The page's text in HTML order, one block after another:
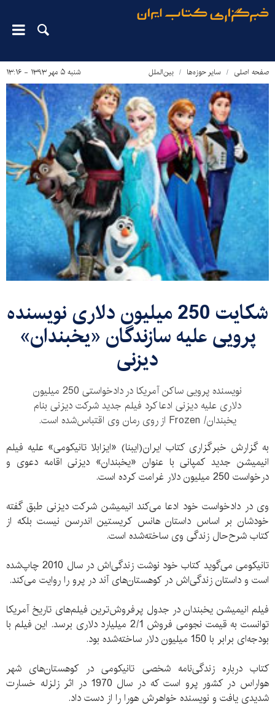
صفحه اصلی سایر حوزه‌ها بین‌الملل شنبه ۵ مهر ۱۳۹۳ - ۱۳:۱۶
شکایت 250 میلیون دلاری نویسنده
پرویی علیه سازندگان «یخبندان»
دیزنی
نویسنده پرویی ساکن آمریکا در دادخواستی 250 میلیون
دلاری علیه دیزنی ادعا کرد فیلم جدید شرکت دیزنی بنام
یخبندان/ Frozen از روی رمان وی اقتباس‌شده است.
به گزارش خبرگزاری کتاب ایران(ایبنا) «ایزابلا تانیکومی» علیه فیلم
انیمیشن جدید کمپانی با عنوان «یخبندان» دیزنی اقامه دعوی و
درخواست 250 میلیون دلار غرامت کرده است.
وی در دادخواست خود ادعا می‌کند انیمیشن شرکت دیزنی طبق گفته
خودشان بر اساس داستان هانس کریستین اندرسن نیست بلکه از
کتاب شرح‌حال زندگی وی ساخته‌شده است.
تانیکومی می‌گوید کتاب خود نوشت زندگی‌اش در سال 2010 چاپ‌شده
است و داستان زندگی‌اش در کوهستان‌های آند در پرو را روایت می‌کند.
فیلم انیمیشن یخبندان در جدول پرفروش‌ترین فیلم‌های تاریخ آمریکا
توانست به قیمت نجومی فروش 2/1 میلیارد دلاری برسد. این فیلم با
بودجه‌ای برابر با 150 میلیون دلار ساخته‌شده بود.
کتاب درباره زندگی‌نامه شخصی تانیکومی در کوهستان‌های شهر
هواراس در کشور پرو است که در سال 1970 در اثر زلزله خسارت
شدیدی یافت و نویسنده خواهرش هورا را از دست داد.